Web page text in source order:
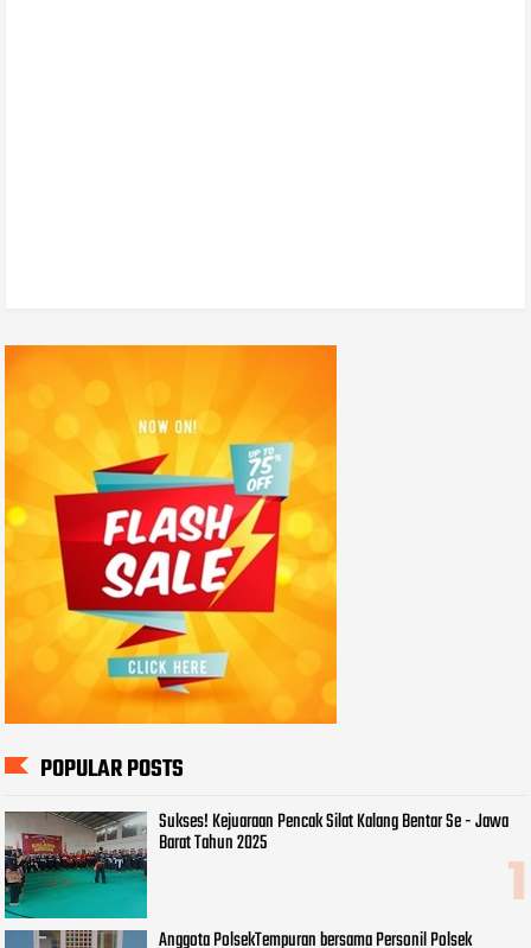
POPULAR POSTS
Sukses! Kejuaraan Pencak Silat Kalang Bentar Se - Jawa
Barat Tahun 2025
Anggota PolsekTempuran bersama Personil Polsek